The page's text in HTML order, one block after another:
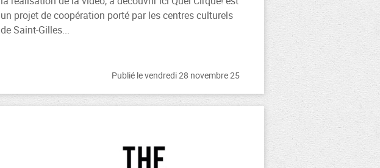
un projet de coopération porté par les centres culturels
de Saint-Gilles...
Publié le vendredi 28 novembre 25